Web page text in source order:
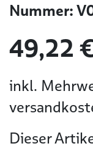
Nummer:
49,22
inkl.
Dieser